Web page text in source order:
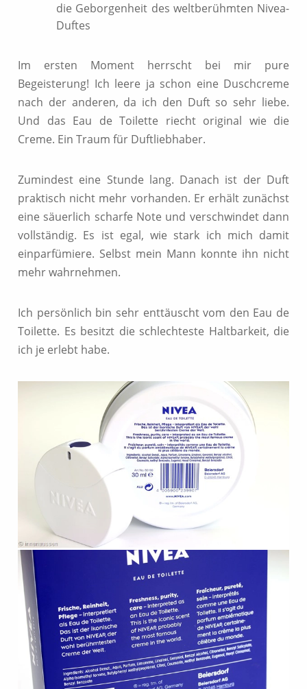
die Geborgenheit des weltberühmten Nivea-
Duftes
Im ersten Moment herrscht bei mir pure
Begeisterung! Ich leere ja schon eine Duschcreme
nach der anderen, da ich den Duft so sehr liebe.
Und das Eau de Toilette riecht original wie die
Creme. Ein Traum für Duftliebhaber.
Zumindest eine Stunde lang. Danach ist der Duft
praktisch nicht mehr vorhanden. Er erhält zunächst
eine säuerlich scharfe Note und verschwindet dann
vollständig. Es ist egal, wie stark ich mich damit
einparfümiere. Selbst mein Mann konnte ihn nicht
mehr wahrnehmen.
Ich persönlich bin sehr enttäuscht vom den Eau de
Toilette. Es besitzt die schlechteste Haltbarkeit, die
ich je erlebt habe.